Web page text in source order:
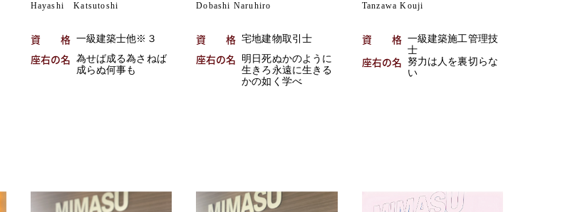
Hayashi Katsutoshi
資格 一級建築士他※３
座右の名 為せば成る為さねば
成らぬ何事も
Dobashi Naruhiro
資格 宅地建物取引士
座右の名
明日死ぬかのように
生きろ永遠に生きる
かの如く学べ
Tanzawa Kouji
資格 一級建築施工管理技
士
座右の名 努力は人を裏切らな
い